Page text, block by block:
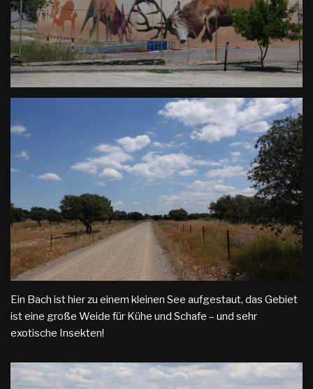
Ein Bach ist hier zu einem kleinen See aufgestaut, das Gebiet
ist eine große Weide für Kühe und Schafe – und sehr
exotische Insekten!